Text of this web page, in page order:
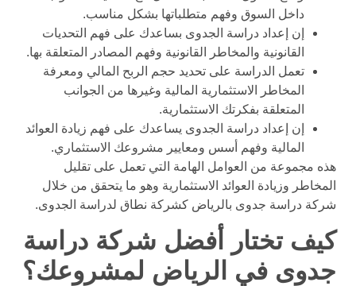
داخل السوق وفهم متطلباتها بشكل مناسب.
إن إعداد دراسة الجدوى بساعدك على فهم التحديات
القانونية والمخاطر القانونية وفهم المصادر المتعلقة بها.
تعمل الدراسة على تحديد حجم الربح المالي ومعرفة
المخاطر الاستثمارية المالية وغيرها من الجوانب
المتعلقة بفكرتك الاستثمارية.
إن إعداد دراسة الجدوى يساعدك على فهم زيادة العوائد
المالية وفهم أسس ومعايير مشروعك الاستثماري.
هذه مجموعة من العوامل الهامة التي تعمل على تقليل
المخاطر وزيادة العوائد الاستثمارية وهو ما يتحقق من خلال
شركة دراسة جدوى بالرياض كشركة نطاق لدراسة الجدوى.
كيف تختار أفضل شركة دراسة
جدوى في الرياض لمشروعك؟